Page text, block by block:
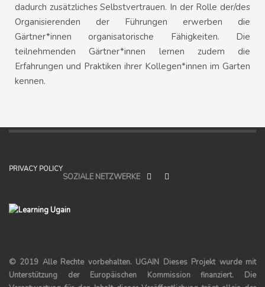
dadurch zusätzliches Selbstvertrauen. In der Rolle der/des
Organisierenden der Führungen erwerben die
Gärtner*innen organisatorische Fähigkeiten. Die
teilnehmenden Gärtner*innen lernen zudem die
Erfahrungen und Praktiken ihrer Kollegen*innen im Garten
kennen.
PRIVACY POLICY
SOZIALE NETZWERKE
© 2019 Alle Rechte vorbehalten. UGAIN Dieses Projekt wurde mit
Unterstützung der Europäischen Kommission finanziert. Die